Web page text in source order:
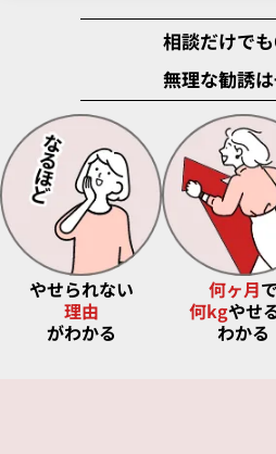
相談だけで
無理な勧誘
やせられない
理由
がわかる
何ヶ月で
何kgやせ
わかる